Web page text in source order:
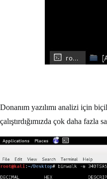
Donanım yazılımı analizi için
çalıştırdığımızda çok daha